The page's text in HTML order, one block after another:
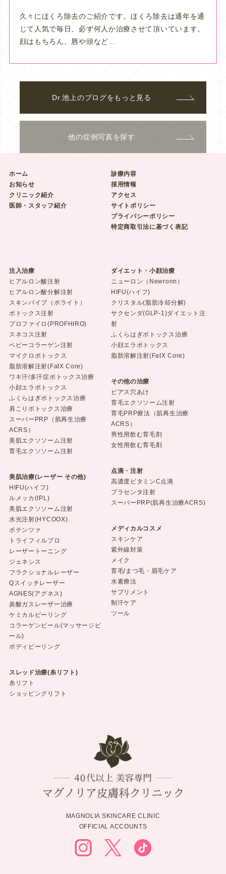
久々にほくろ除去のご紹介です。ほくろ除去は通年を通
じて人気で毎日、必ず何人か治療させて頂いています。
顔はもちろん、唇や頭など…
Dr.池上のブログをもっと見る
他の症例写真を探す
ホーム
お知らせ
クリニック紹介
医師・スタッフ紹介
診療内容
採用情報
アクセス
サイトポリシー
プライバシーポリシー
特定商取引法に基づく表記
注入治療
ヒアルロン酸注射
ヒアルロン酸分解注射
スキンバイブ（ボライト）
ボトックス注射
プロファイロ(PROFHIRO)
スネコス注射
ベビーコラーゲン注射
マイクロボトックス
脂肪溶解注射(FatX Core)
ワキ汗/多汗症ボトックス治療
小顔エラボトックス
ふくらはぎボトックス治療
肩こりボトックス治療
スーパーPRP（肌再生治療
ACRS）
美肌エクソソーム注射
育毛エクソソーム注射
美肌治療(レーザー その他)
HIFU(ハイフ)
ルメッカ(IPL)
美肌エクソソーム注射
水光注射(HYCOOX)
ポテンツァ
トライフィルプロ
レーザートーニング
ジェネシス
フラクショナルレーザー
Qスイッチレーザー
AGNES(アグネス)
炭酸ガスレーザー治療
ケミカルピーリング
コラーゲンピール(マッサージピ
ール)
ボディピーリング
スレッド治療(糸リフト)
糸リフト
ショッピングリフト
ダイエット・小顔治療
ニューロン（Newronn）
HIFU(ハイフ)
クリスタル(脂肪冷却分解)
サクセンダ(GLP-1)ダイエット注
射
ふくらはぎボトックス治療
小顔エラボトックス
脂肪溶解注射(FatX Core)
その他の治療
ピアス穴あけ
育毛エクソソーム注射
育毛PRP療法（肌再生治療
ACRS）
男性用飲む育毛剤
女性用飲む育毛剤
点滴・注射
高濃度ビタミンC点滴
プラセンタ注射
スーパーPRP(肌再生治療ACRS)
メディカルコスメ
スキンケア
紫外線対策
メイク
育毛/まつ毛・眉毛ケア
水素療法
サプリメント
制汗ケア
ツール
MAGNOLIA SKINCARE CLINIC
OFFICIAL ACCOUNTS